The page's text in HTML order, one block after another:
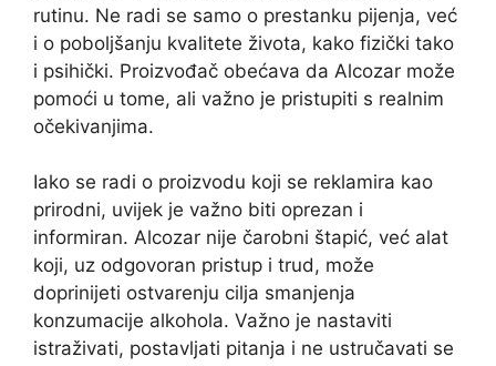
rutinu. Ne radi se samo o prestanku pijenja, već
i o poboljšanju kvalitete života, kako fizički tako
i psihički. Proizvođač obećava da Alcozar može
pomoći u tome, ali važno je pristupiti s realnim
očekivanjima.
Iako se radi o proizvodu koji se reklamira kao
prirodni, uvijek je važno biti oprezan i
informiran. Alcozar nije čarobni štapić, već alat
koji, uz odgovoran pristup i trud, može
doprinijeti ostvarenju cilja smanjenja
konzumacije alkohola. Važno je nastaviti
istraživati, postavljati pitanja i ne ustručavati se